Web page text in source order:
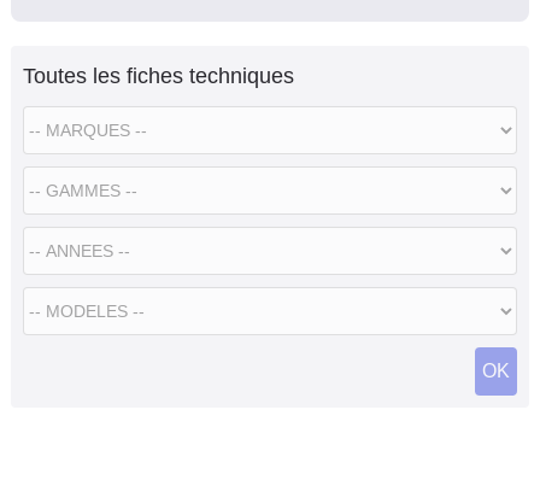
Toutes les fiches techniques